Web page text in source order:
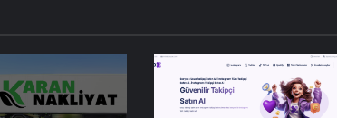
Petmona : Kedi Maması ve Köpek
Maması İle Tüm Evcil Hayvan